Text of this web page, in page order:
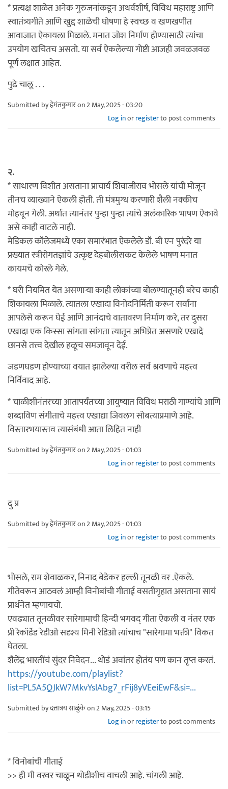
* प्रत्यक्ष शाळेत अनेक गुरुजनांकडून अथर्वशीर्ष, विविध महाराष्ट्र आणि
स्वातंत्र्यगीते आणि खुद्द शाळेची घोषणा हे स्वच्छ व खणखणीत
आवाजात ऐकायला मिळाले. मनात जोश निर्माण होण्यासाठी त्यांचा
उपयोग खचितच असतो. या सर्व ऐकलेल्या गोष्टी आजही जवळजवळ
पूर्ण लक्षात आहेत.
पुढे चालू . . .
Submitted byहेमंतकुमारon 2 May, 2025 - 03:20
Log inorregisterto post comments
२.
* साधारण विशीत असताना प्राचार्य शिवाजीराव भोसले यांची मोजून
तीनच व्याख्याने ऐकली होती. ती मंत्रमुग्ध करणारी शैली नक्कीच
मोहवून गेली. अर्थात त्यानंतर पुन्हा पुन्हा त्यांचे अलंकारिक भाषण ऐकावे
असे काही वाटले नाही.
मेडिकल कॉलेजमध्ये एका समारंभात ऐकलेले डॉ. बी एन पुरंदरे या
प्रख्यात स्त्रीरोगतज्ञांचे उत्कृष्ट देहबोलीसकट केलेले भाषण मनात
कायमचे कोरले गेले.
* घरी नियमित येत असणाऱ्या काही लोकांच्या बोलण्यातूनही बरेच काही
शिकायला मिळाले. त्यातला एखादा विनोदनिर्मिती करून सर्वांना
आपलेसे करून घेई आणि आनंदाचे वातावरण निर्माण करे, तर दुसरा
एखादा एक किस्सा सांगता सांगता त्यातून अभिप्रेत असणारे एखादे
छानसे तत्त्व देखील हळूच समजावून देई.
जडणघडण होण्याच्या वयात झालेल्या वरील सर्व श्रवणाचे महत्त्व
निर्विवाद आहे.
* चाळीशीनंतरच्या आतापर्यंतच्या आयुष्यात विविध मराठी गाण्यांचे आणि
शब्दाविण संगीताचे महत्त्व एखाद्या जिवलग सोबत्याप्रमाणे आहे.
विस्तारभयास्तव त्यासंबंधी आता लिहित नाही
Submitted byहेमंतकुमारon 2 May, 2025 - 01:03
Log inorregisterto post comments
दु प्र
Submitted byहेमंतकुमारon 2 May, 2025 - 01:03
Log inorregisterto post comments
भोसले, राम शेवाळकर, निनाद बेडेकर हल्ली तूनळी वर‌ .ऐकले.
गीतेवरून आठवलं आम्ही विनोबांची गीताई वसतीगृहात असताना सायं
प्रार्थनेत म्हणायचो.
एवढ्यात तूनळीवर सारेगामाची हिन्दी भगवद् गीता ऐकली व नंतर एक
प्री रेकॉर्डेड रेडीओ सदृश्य मिनी रेडिओ त्यांचाच "सारेगामा भक्ती" विकत
घेतला.
शैलेंद्र भारतींचं सुंदर निवेदन... थोडं अवांतर होतंय पण कान तृप्त करतं.
https://youtube.com/playlist?
list=PL5A5QJkW7MkvYslAbg7_rFij8yVEeiEwF&si=...
Submitted byदत्तात्रय साळुंकेon 2 May, 2025 - 03:15
Log inorregisterto post comments
* विनोबांची गीताई
>> ही मी वरवर चाळून थोडीशीच वाचली आहे. चांगली आहे.